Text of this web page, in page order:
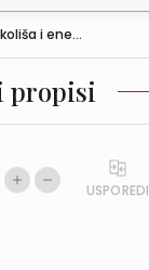
i ene...
propisi
USPOREDI